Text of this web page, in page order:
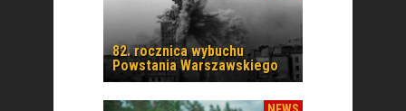
82. rocznica wybuchu
Powstania Warszawskiego